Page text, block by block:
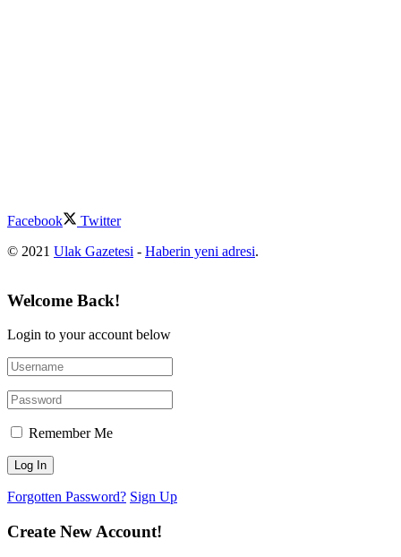
Facebook
Twitter
© 2021 Ulak Gazetesi - Haberin yeni adresi.
Welcome Back!
Login to your account below
Remember Me
Forgotten Password? Sign Up
Create New Account!